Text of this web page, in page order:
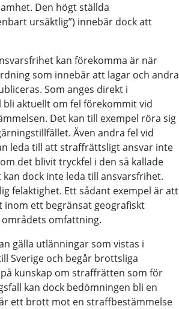
Den högt ställda
ursäktlig”) innebär dock att
kan förekomma är när
som innebär att lagar och andra
Som anges direkt i
aktuellt om fel förekommit vid
Det kan till exempel röra sig
Även andra fel vid
leda till att straffrättsligt ansvar inte
det blivit tryckfel i den så kallade
dock inte leda till ansvarsfrihet.
felaktighet. Ett sådant exempel är att
inom ett begränsat geografiskt
omfattning.
gälla utlänningar som vistas i
Sverige och begår brottsliga
kunskap om straffrätten som för
kan dock bedömningen bli en
ett brott mot en straffbestämmelse